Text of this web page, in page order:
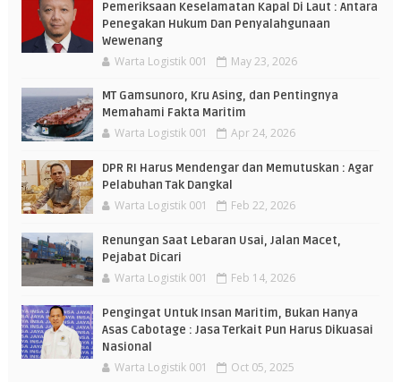
Pemeriksaan Keselamatan Kapal Di Laut : Antara
Penegakan Hukum Dan Penyalahgunaan
Wewenang
Warta Logistik 001 May 23, 2026
MT Gamsunoro, Kru Asing, dan Pentingnya
Memahami Fakta Maritim
Warta Logistik 001 Apr 24, 2026
DPR RI Harus Mendengar dan Memutuskan : Agar
Pelabuhan Tak Dangkal
Warta Logistik 001 Feb 22, 2026
Renungan Saat Lebaran Usai, Jalan Macet,
Pejabat Dicari
Warta Logistik 001 Feb 14, 2026
Pengingat Untuk Insan Maritim, Bukan Hanya
Asas Cabotage : Jasa Terkait Pun Harus Dikuasai
Nasional
Warta Logistik 001 Oct 05, 2025